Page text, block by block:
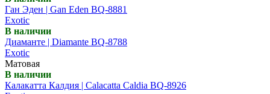
Ган Эден | Gan Eden BQ-8881
Exotic
В наличии
Диаманте | Diamante BQ-8788
Exotic
Матовая
В наличии
Калакатта Калдия | Calacatta Caldia BQ-8926